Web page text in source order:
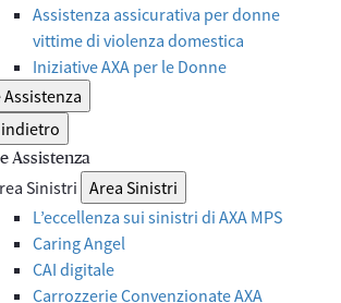
Assistenza assicurativa per donne
vittime di violenza domestica
Iniziative AXA per le Donne
Assistenza
Sinistri Area Sinistri
L’eccellenza sui sinistri di AXA MPS
Caring Angel
CAI digitale
Carrozzerie Convenzionate AXA